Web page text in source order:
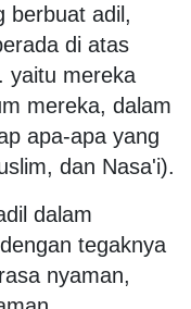
berbuat adil,
di atas
yaitu mereka
mereka, dalam
apa-apa yang
dan Nasa'i).
dalam
tegaknya
nyaman,